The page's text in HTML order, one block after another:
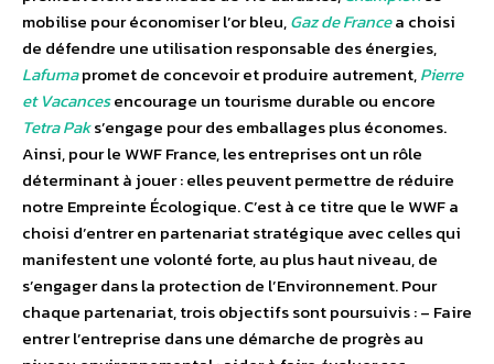
mobilise pour économiser l’or bleu,Gaz de Francea choisi
de défendre une utilisation responsable des énergies,
Lafumapromet de concevoir et produire autrement,Pierre
et Vacancesencourage un tourisme durable ou encore
Tetra Paks’engage pour des emballages plus économes.
Ainsi, pour le WWF France, les entreprises ont un rôle
déterminant à jouer : elles peuvent permettre de réduire
notre Empreinte Écologique. C’est à ce titre que le WWF a
choisi d’entrer en partenariat stratégique avec celles qui
manifestent une volonté forte, au plus haut niveau, de
s’engager dans la protection de l’Environnement. Pour
chaque partenariat, trois objectifs sont poursuivis : – Faire
entrer l’entreprise dans une démarche de progrès au